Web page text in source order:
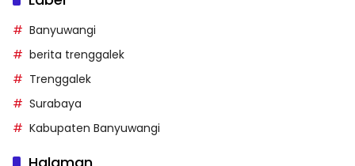
Banyuwangi
berita trenggalek
Trenggalek
Surabaya
Kabupaten Banyuwangi